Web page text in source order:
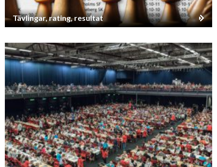
Tävlingar, rating, resultat